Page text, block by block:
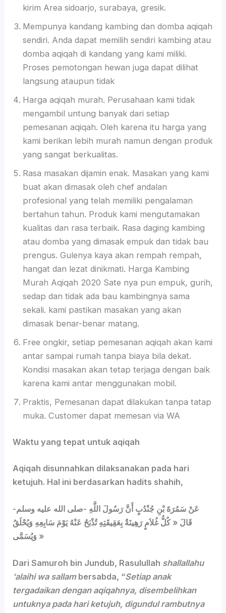
kirim Area sidoarjo, surabaya, gresik.
Mempunya kandang kambing dan domba aqiqah
sendiri. Anda dapat memilih sendiri kambing atau
domba aqiqah di kandang yang kami miliki.
Proses pemotongan hewan juga dapat dilihat
langsung ataupun tidak
Harga aqiqah murah. Perusahaan kami tidak
mengambil untung banyak dari setiap
pemesanan aqiqah. Oleh karena itu harga yang
kami berikan lebih murah namun dengan produk
yang sangat berkualitas.
Rasa masakan dijamin enak. Masakan yang kami
buat akan dimasak oleh chef andalan
profesional yang telah memiliki pengalaman
bertahun tahun. Produk kami mengutamakan
kualitas dan rasa terbaik. Rasa daging kambing
atau domba yang dimasak empuk dan tidak bau
prengus. Gulenya kaya akan rempah rempah,
hangat dan lezat dinikmati. Harga Kambing
Murah Aqiqah 2020 Sate nya pun empuk, gurih,
sedap dan tidak ada bau kambingnya sama
sekali. kami pastikan masakan yang akan
dimasak benar-benar matang.
Free ongkir, setiap pemesanan aqiqah akan kami
antar sampai rumah tanpa biaya bila dekat.
Kondisi masakan akan tetap terjaga dengan baik
karena kami antar menggunakan mobil.
Praktis, Pemesanan dapat dilakukan tanpa tatap
muka. Customer dapat memesan via WA
Waktu yang tepat untuk aqiqah
Aqiqah disunnahkan dilaksanakan pada hari
ketujuh. Hal ini berdasarkan hadits shahih,
عَنْ سَمُرَةَ بْنِ جُنْدُبٍ أَنَّ رَسُولَ اللَّهِ -صلى الله عليه وسلم-
قَالَ « كُلُّ غُلاَمٍ رَهِينَةٌ بِعَقِيقَتِهِ تُذْبَحُ عَنْهُ يَوْمَ سَابِعِهِ وَيُحْلَقُ
وَيُسَمَّى »
Dari Samuroh bin Jundub, Rasulullah shallallahu
‘alaihi wa sallambersabda, “Setiap anak
tergadaikan dengan aqiqahnya, disembelihkan
untuknya pada hari ketujuh, digundul rambutnya